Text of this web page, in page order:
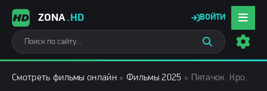
ZONA.HD ВОЙТИ
Смотреть фильмы онлайн » Фильмы 2025 » Пятачок. Кровь и жёлуди (2025)